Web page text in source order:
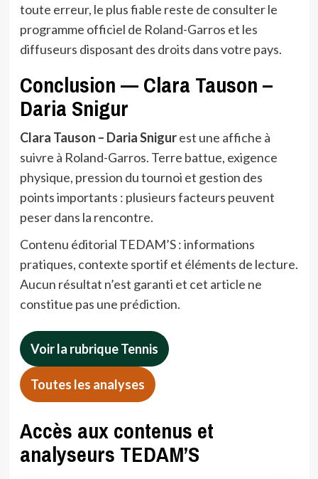
toute erreur, le plus fiable reste de consulter le
programme officiel de Roland-Garros et les
diffuseurs disposant des droits dans votre pays.
Conclusion — Clara Tauson –
Daria Snigur
Clara Tauson – Daria Snigurest une affiche à
suivre à Roland-Garros. Terre battue, exigence
physique, pression du tournoi et gestion des
points importants : plusieurs facteurs peuvent
peser dans la rencontre.
Contenu éditorial TEDAM’S : informations
pratiques, contexte sportif et éléments de lecture.
Aucun résultat n’est garanti et cet article ne
constitue pas une prédiction.
Voir la rubrique Tennis
Toutes les analyses
Accès aux contenus et
analyseurs TEDAM’S